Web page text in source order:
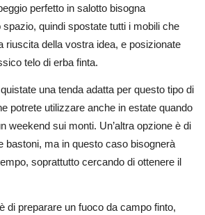
perfetto in salotto bisogna
quindi spostate tutti i mobili che
riuscita della vostra idea, e posizionate
telo di erba finta.
una tenda adatta per questo tipo di
potrete utilizzare anche in estate quando
weekend sui monti. Un’altra opzione è di
bastoni, ma in questo caso bisognerà
soprattutto cercando di ottenere il
di preparare un fuoco da campo finto,